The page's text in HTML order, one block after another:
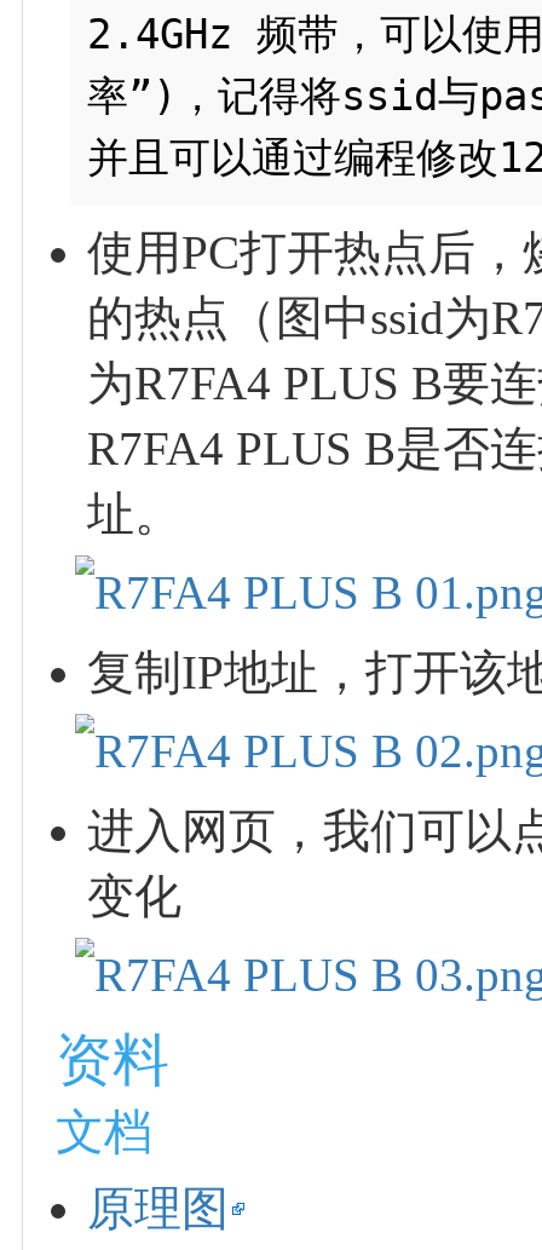
2.4GHz 频带，可以使
率”)，记得将ssid与
使用PC打开热点后，
的热点（图中ssid为
为R7FA4 PLUS B要
R7FA4 PLUS B是否
址。
复制IP地址，打开该
进入网页，我们可以
变化
资料
文档
原理图